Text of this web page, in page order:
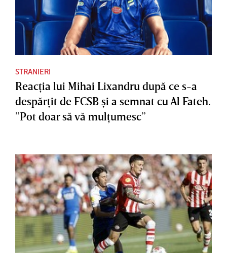
STRANIERI
Reacţia lui Mihai Lixandru după ce s-a
despărţit de FCSB şi a semnat cu Al Fateh.
”Pot doar să vă mulţumesc”